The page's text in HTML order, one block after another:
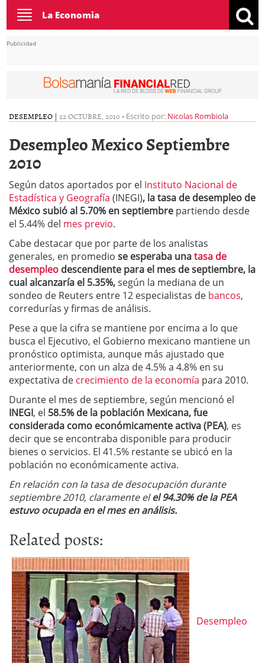
Toggle
navigation
La Economia
Publicidad
DESEMPLEO | 22 OCTUBRE, 2010- Escrito por: Nicolas Rombiola
Desempleo Mexico Septiembre
2010
Según datos aportados por el Instituto Nacional de
Estadística y Geografía (INEGI), la tasa de desempleo de
México subió al 5.70% en septiembre partiendo desde
el 5.44% del mes previo.
Cabe destacar que por parte de los analistas
generales, en promedio se esperaba unatasa de
desempleo descendiente para el mes de septiembre, la
cual alcanzaría el 5.35%,según la mediana de un
sondeo de Reuters entre 12 especialistas de bancos,
corredurías y firmas de análisis.
Pese a que la cifra se mantiene por encima a lo que
busca el Ejecutivo, el Gobierno mexicano mantiene un
pronóstico optimista, aunque más ajustado que
anteriormente, con un alza de 4.5% a 4.8% en su
expectativa de crecimiento de la economía para 2010.
Durante el mes de septiembre, según mencionó el
INEGI, el 58.5% de la población Mexicana, fue
considerada como económicamente activa (PEA), es
decir que se encontraba disponible para producir
bienes o servicios. El 41.5% restante se ubicó en la
población no económicamente activa.
En relación con la tasa de desocupación durante
septiembre 2010, claramente elel 94.30% de la PEA
estuvo ocupada en el mes en análisis.
Related posts:
Desempleo